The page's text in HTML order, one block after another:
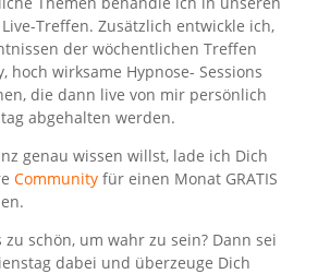
Treffen. Zusätzlich entwickle ich,
der wöchentlichen Treffen
hoch wirksame Hypnose- Sessions
die dann live von mir persönlich
abgehalten werden.
genau wissen willst, lade ich Dich
Communityfür einen Monat GRATIS
schön, um wahr zu sein? Dann sei
dabei und überzeuge Dich